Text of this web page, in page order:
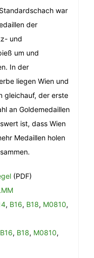
war
der
und
um und
In der
liegen Wien und
gleichauf, der erste
an Goldemedaillen
ist, dass Wien
Medaillen holen
(PDF)
, B16, B18, M0810,
B16, B18, M0810,